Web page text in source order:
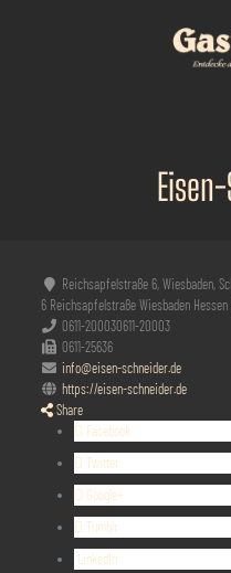
Reichsapfelstraße 6, Wiesbaden,
6 ReichsapfelstraßeWiesbaden Hessen
0611-200030611-20003
0611-25636
info@eisen-schneider.de
https://eisen-schneider.de
Share
Facebook
Twitter
Google+
Tumblr
LinkedIn